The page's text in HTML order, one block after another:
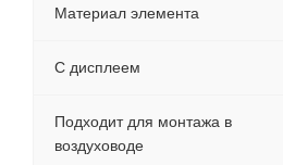
Материал элемента
С дисплеем
Подходит для монтажа в
воздуховоде